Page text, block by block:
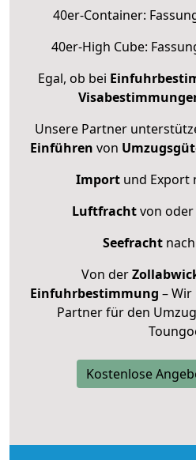
40er-Container:
40er-High Cube:
Egal, ob bei
Unsere Partner
Einführen von
Importund Export
Luftfrachtvon oder
Seefracht
Von der
Einfuhrbestimmung –
Partner für den
Kostenlose